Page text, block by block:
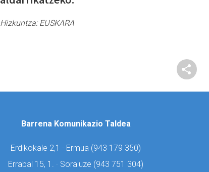
Hizkuntza:EUSKARA
Barrena Komunikazio Taldea
Erdikokale 2,1 · Ermua (943 179 350)
Errabal 15, 1. · Soraluze (943 751 304)